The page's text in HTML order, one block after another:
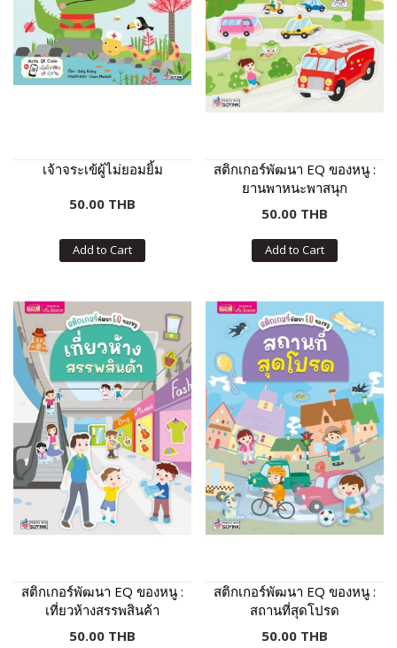
เจ้าจระเข้ผู้ไม่ยอมยิ้ม
50.00 THB
Add to Cart
สติกเกอร์พัฒนา EQ ของหนู :
ยานพาหนะพาสนุก
50.00 THB
Add to Cart
สติกเกอร์พัฒนา EQ ของหนู :
เที่ยวห้างสรรพสินค้า
50.00 THB
สติกเกอร์พัฒนา EQ ของหนู :
สถานที่สุดโปรด
50.00 THB